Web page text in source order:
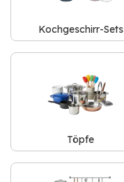
Kochgeschirr-Sets
Töpfe